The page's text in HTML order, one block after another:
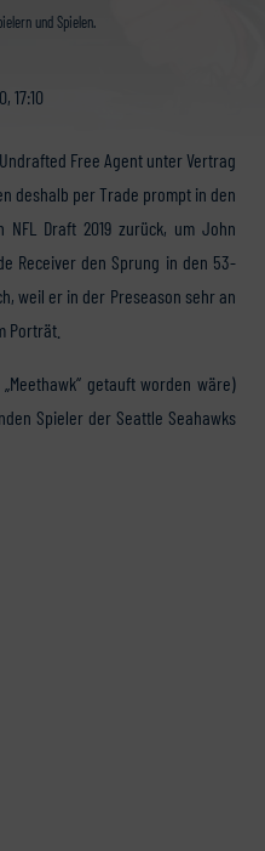
und Spielen.
17:10
Free Agent unter Vertrag
deshalb per Trade prompt in den
Draft 2019 zurück, um John
Receiver den Sprung in den 53-
weil er in der Preseason sehr an
Porträt.
getauft worden wäre)
Spieler der Seattle Seahawks